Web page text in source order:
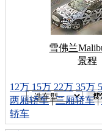
雪佛兰
景程
12万 15万 22万 35万
两厢轿车|三厢轿车|
轿车